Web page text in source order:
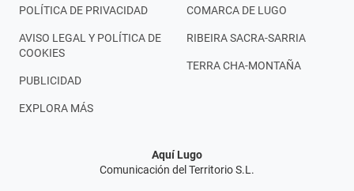
POLÍTICA DE PRIVACIDAD
AVISO LEGAL Y POLÍTICA DE
COOKIES
PUBLICIDAD
EXPLORA MÁS
COMARCA DE LUGO
RIBEIRA SACRA-SARRIA
TERRA CHA-MONTAÑA
Aquí Lugo
Comunicación del Territorio S.L.